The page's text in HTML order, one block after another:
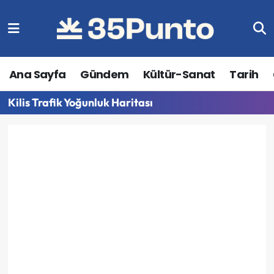
Ana Sayfa Gündem Kültür-Sanat Tarih
Kilis Trafik Yoğunluk Haritası